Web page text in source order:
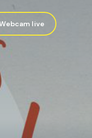
live